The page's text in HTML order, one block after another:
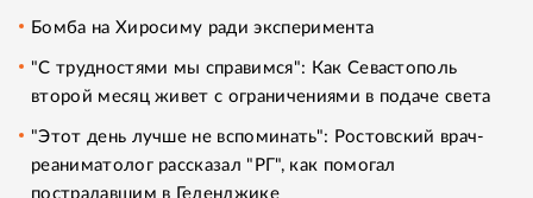
Бомба на Хиросиму ради эксперимента
"С трудностями мы справимся": Как Севастополь
второй месяц живет с ограничениями в подаче света
"Этот день лучше не вспоминать": Ростовский врач-
реаниматолог рассказал "РГ", как помогал
пострадавшим в Геленджике